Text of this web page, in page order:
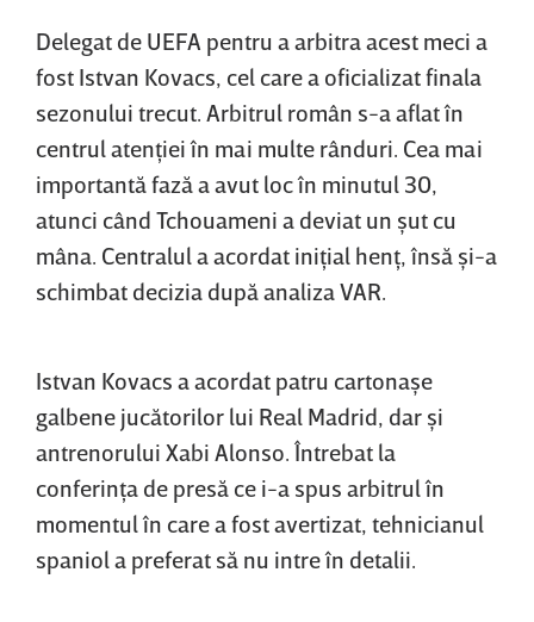
Delegat de UEFA pentru a arbitra acest meci a
fost Istvan Kovacs, cel care a oficializat finala
sezonului trecut. Arbitrul român s-a aflat în
centrul atenţiei în mai multe rânduri. Cea mai
importantă fază a avut loc în minutul 30,
atunci când Tchouameni a deviat un şut cu
mâna. Centralul a acordat iniţial henţ, însă şi-a
schimbat decizia după analiza VAR.
Istvan Kovacs a acordat patru cartonaşe
galbene jucătorilor lui Real Madrid, dar şi
antrenorului Xabi Alonso. Întrebat la
conferinţa de presă ce i-a spus arbitrul în
momentul în care a fost avertizat, tehnicianul
spaniol a preferat să nu intre în detalii.